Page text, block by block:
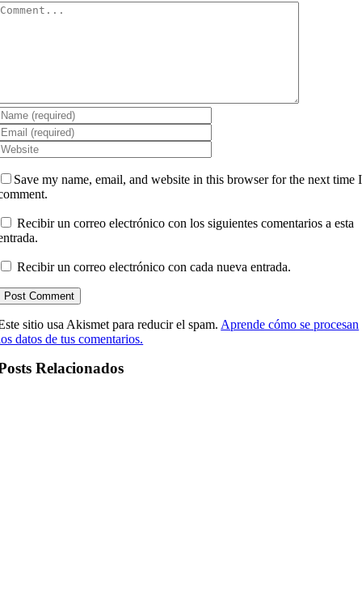
Save my name, email, and website in this browser for the next time I
Recibir un correo electrónico con los siguientes comentarios a esta
Recibir un correo electrónico con cada nueva entrada.
sitio usa Akismet para reducir el spam.Aprende cómo se procesan
datos de tus comentarios.
Relacionados